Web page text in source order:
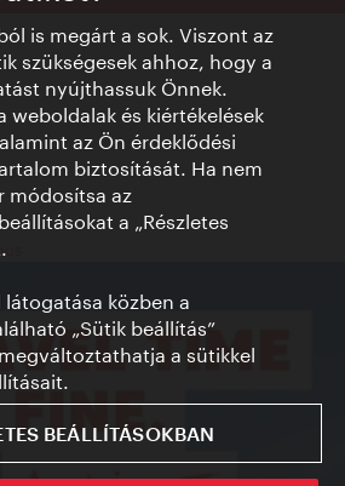
is megárt a sok. Viszont az
szükségesek ahhoz, hogy a
nyújthassuk Önnek.
weboldalak és kiértékelések
az Ön érdeklődési
biztosítását. Ha nem
módosítsa az
a „Részletes
közben a
„Sütik beállítás”
a sütikkel
BEÁLLÍTÁSOKBAN